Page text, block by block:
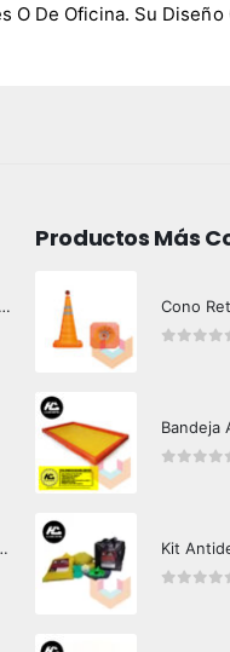
O De Oficina. Su
Biombo inactinico 2x2 mts Hazard Control
346 litros Certificada
Productos Más
Cono